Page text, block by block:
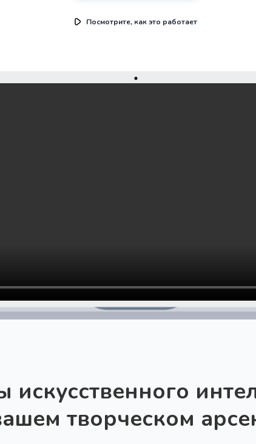
Посмотрите, как это работает
искусственного
творческом